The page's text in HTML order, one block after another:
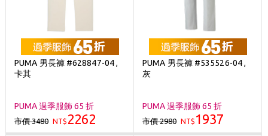
PUMA 男長褲 #628847-04 ,
卡其
PUMA 過季服飾 65 折
市價 3480 NT$ 2262
PUMA 男長褲 #535526-04 ,
灰
PUMA 過季服飾 65 折
市價 2980 NT$ 1937